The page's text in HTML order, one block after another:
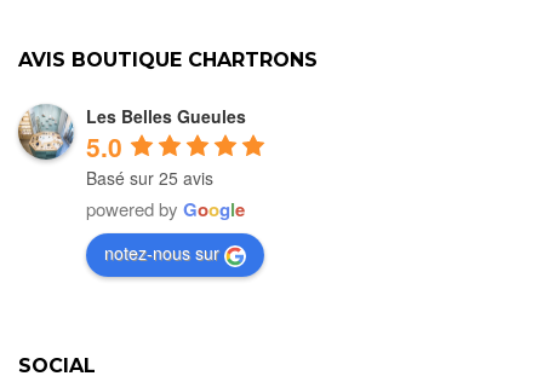
AVIS BOUTIQUE CHARTRONS
Les Belles Gueules
5.0
Basé sur 25 avis
powered by Google
notez-nous sur
SOCIAL